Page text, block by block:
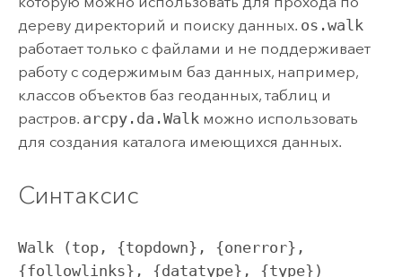
дереву директорий и поиску данных. os.walk
работает только с файлами и не поддерживает
работу с содержимым баз данных, например,
классов объектов баз геоданных, таблиц и
растров. arcpy.da.Walkможно использовать
для создания каталога имеющихся данных.
Синтаксис
Walk (top, {topdown}, {onerror},
{followlinks}, {datatype}, {type})